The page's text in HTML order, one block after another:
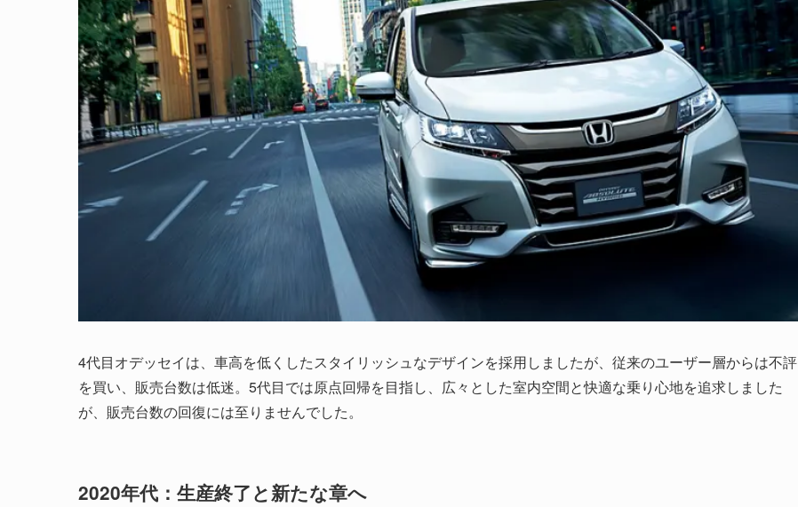
4代目オデッセイは、車高を低くしたスタイリッシュなデザインを採用しましたが、従来のユーザー層からは不評
を買い、販売台数は低迷。5代目では原点回帰を目指し、広々とした室内空間と快適な乗り心地を追求しました
が、販売台数の回復には至りませんでした。
2020年代：生産終了と新たな章へ